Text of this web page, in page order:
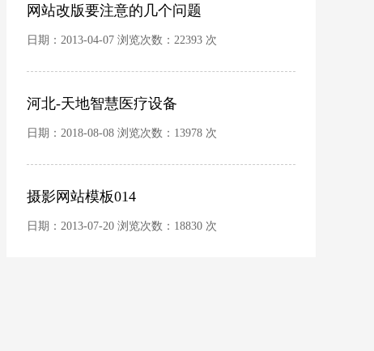
网站改版要注意的几个问题
日期：2013-04-07 浏览次数：22393 次
河北-天地智慧医疗设备
日期：2018-08-08 浏览次数：13978 次
摄影网站模板014
日期：2013-07-20 浏览次数：18830 次